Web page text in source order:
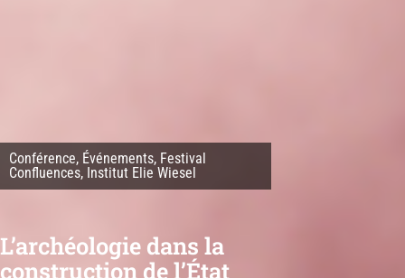
Conférence, Événements, Festival
Confluences, Institut Elie Wiesel
L’archéologie dans la
construction de l’État